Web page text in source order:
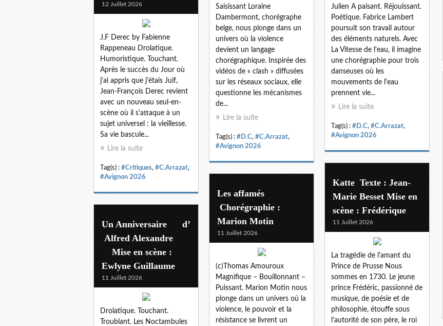
12 Juillet 2026
J.F Derec by Fabienne
Rappeneau Drolatique.
Humoristique. Touchant.
Après le succès du Jour où
j'ai appris que j'étais Juif,
Jean-François Derec revient
avec un nouveau seul-en-
scène où il s'attaque à un
sujet universel : la vieillesse.
Sa vie bascule...
Lire la suite
Tag(s) : #Critiques, #C.Arrazat,
#Avignon 2026
Saisissant Loraine
Dambermont, chorégraphe
belge, nous plonge dans un
univers où la violence
devient un langage
chorégraphique. Inspirée des
vidéos de « clash » diffusées
sur les réseaux sociaux, elle
questionne les mécanismes
de...
Lire la suite
Tag(s) : #D.C, #C.Arrazat,
#Avignon 2026
Julien A paisant. Réjouissant.
Poétique. Fabrice Lambert
poursuit son travail autour
des éléments naturels. Avec
La Vitesse de l'eau, il imagine
une chorégraphie pour trois
danseuses où les
mouvements de l'eau
prennent vie...
Lire la suite
Tag(s) : #D.C, #C.Arrazat,
#Avignon 2026
Katte Texte : Jean-
Marie Besset Mise en
scène : Frédérique
11 Juillet 2026
La tragédie de l'amant du
Prince de Prusse Nous
sommes en 1730. Le jeune
prince Frédéric, passionné de
musique, de poésie et de
philosophie, étouffe sous
l'autorité de son père, le roi
Les affamés
Chorégraphie :
Marion Motin
11 Juillet 2026
(c)Thomas Amouroux
Magnifique – Bouillonnant –
Puissant. Marion Motin nous
plonge dans un univers où la
violence, le pouvoir et la
résistance se livrent un
Un Anniversaire d’
Alfred Alexandre
Mise en scène :
Ewlyne Guillaume
11 Juillet 2026
Drolatique. Touchant.
Troublant. Les Noctambules